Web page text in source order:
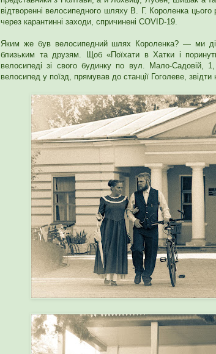
відтворенні велосипедного шляху В. Г. Короленка цього
через карантинні заходи, спричинені COVID-19.
Яким же був велосипедний шлях Короленка? — ми
близьким та друзям. Щоб «Поїхати в Хатки і
велосипеді зі свого будинку по вул. Мало-Садовій,
велосипед у поїзд, прямував до станції Гоголеве, звідти